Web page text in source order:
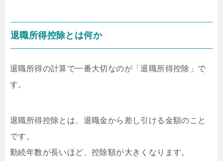
退職所得控除とは何か
退職所得の計算で一番大切なのが「退職所得控除」で
す。
退職所得控除とは、退職金から差し引ける金額のこと
です。
勤続年数が長いほど、控除額が大きくなります。